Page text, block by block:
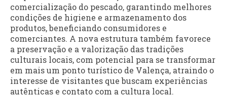
comercialização do pescado, garantindo melhores
condições de higiene e armazenamento dos
produtos, beneficiando consumidores e
comerciantes. A nova estrutura também favorece
a preservação e a valorização das tradições
culturais locais, com potencial para se transformar
em mais um ponto turístico de Valença, atraindo o
interesse de visitantes que buscam experiências
autênticas e contato com a cultura local.